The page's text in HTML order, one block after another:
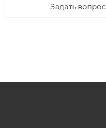
Задать вопрос